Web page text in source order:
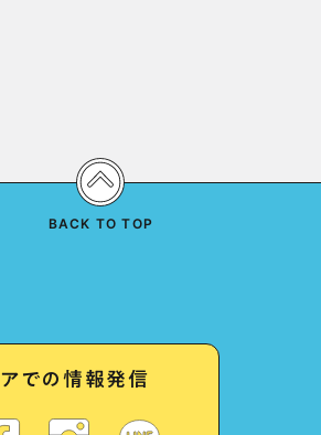
アでの情報発信
BACK TO TOP